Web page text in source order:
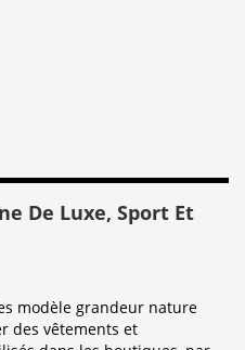
De Luxe, Sport Et
modèle grandeur nature
des vêtements et